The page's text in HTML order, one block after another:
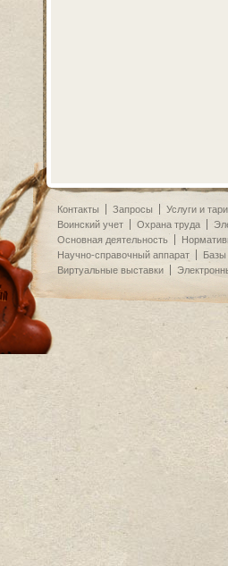
Контакты Запросы Услуги и
Воинский учет
Охрана труда
Основная деятельность
Научно-справочный аппарат
Базы
Виртуальные выставки